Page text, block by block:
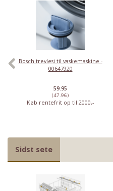
Bosch trevlesi til vaskemaskine -
00647920
59.95
(47.96)
Køb rentefrit op til 2000,-
Sidst sete